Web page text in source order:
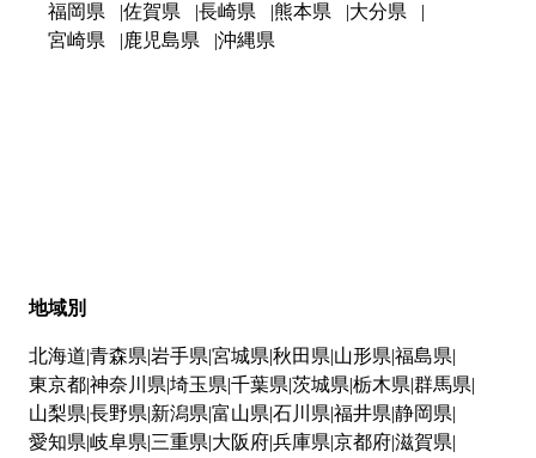
福岡県 佐賀県 長崎県 熊本県
大分県
宮崎県
鹿児島県 沖縄県
地域別
北海道 青森県 岩手県 宮城県 秋田県 山形県 福島県
東京都神奈川県 埼玉県 千葉県 茨城県 栃木県 群馬県
山梨県 長野県 新潟県 富山県 石川県 福井県 静岡県
愛知県 岐阜県 三重県 大阪府兵庫県 京都府滋賀県